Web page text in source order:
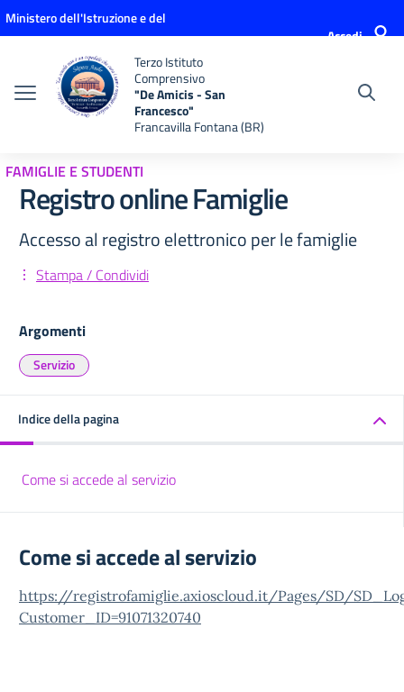
Vai ai contenuti
Vai al menu di navigazione
Vai al footer
Ministero dell'Istruzione e del
Accedi
Terzo Istituto
Comprensivo
"De Amicis - San
Francesco"
Francavilla Fontana (BR)
FAMIGLIE E STUDENTI
Registro online Famiglie
Accesso al registro elettronico per le famiglie
Stampa / Condividi
Argomenti
Servizio
Indice della pagina
Come si accede al servizio
Come si accede al servizio
https://registrofamiglie.axioscloud.it/Pages/SD/
Customer_ID=91071320740